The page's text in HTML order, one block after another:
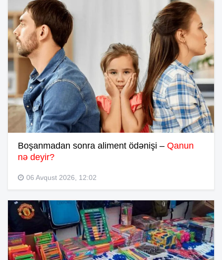
Boşanmadan sonra aliment ödənişi – Qanun
nə deyir?
06 Avqust 2026, 12:02